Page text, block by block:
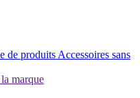
de produits Accessoires sans
marque